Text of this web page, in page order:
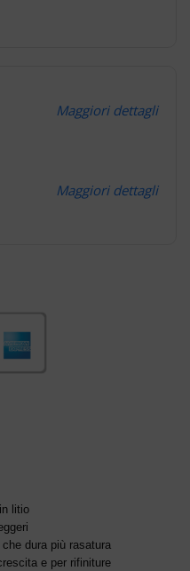
Maggiori dettagli
Maggiori dettagli
litio
dura più rasatura
e per rifiniture